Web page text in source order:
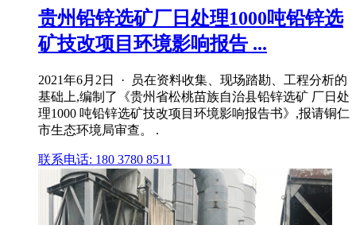
贵州铅锌选矿厂日处理1000吨铅锌选
矿技改项目环境影响报告 ...
2021年6月2日 · 员在资料收集、现场踏勘、工程分析的
基础上,编制了《贵州省松桃苗族自治县铅锌选矿 厂日处
理1000 吨铅锌选矿技改项目环境影响报告书》,报请铜仁
市生态环境局审查。 .
联系电话: 180 3780 8511